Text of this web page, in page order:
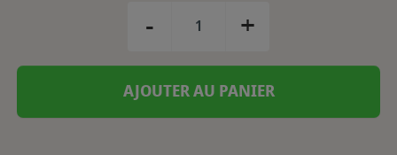
- +
AJOUTER AU PANIER